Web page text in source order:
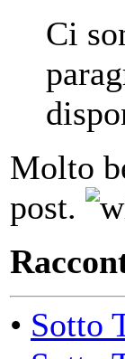
Ci
Molto
post.
• Sotto